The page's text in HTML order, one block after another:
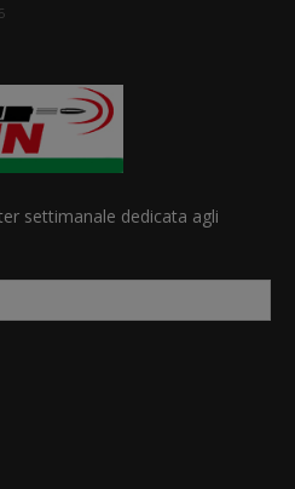
settimanale dedicata agli